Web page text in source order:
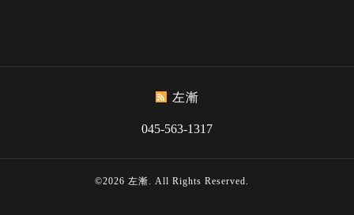
左漸
045-563-1317
©2026 左漸. All Rights Reserved.